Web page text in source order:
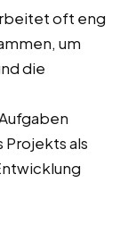
oft eng
um
die
als